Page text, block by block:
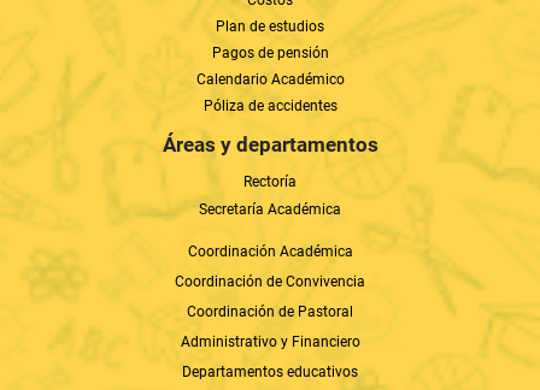
Plan de estudios
Pagos de pensión
Calendario Académico
Póliza de accidentes
Áreas y departamentos
Rectoría
Secretaría Académica
Coordinación Académica
Coordinación de Convivencia
Coordinación de Pastoral
Administrativo y Financiero
Departamentos educativos